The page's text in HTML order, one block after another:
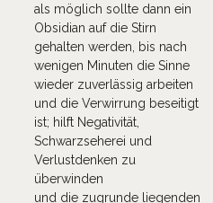
als möglich sollte dann ein
Obsidian auf die Stirn
gehalten werden, bis nach
wenigen Minuten die Sinne
wieder zuverlässig arbeiten
und die Verwirrung beseitigt
ist; hilft Negativität,
Schwarzseherei und
Verlustdenken zu
überwinden
und die zugrunde liegenden